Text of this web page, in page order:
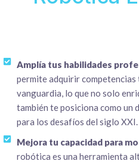
Amplía tus habilidades
permite adquirir
vanguardia, lo que no solo
también te posiciona como un
para los desafíos del siglo XXI.
Mejora tu capacidad para
robótica es una herramienta